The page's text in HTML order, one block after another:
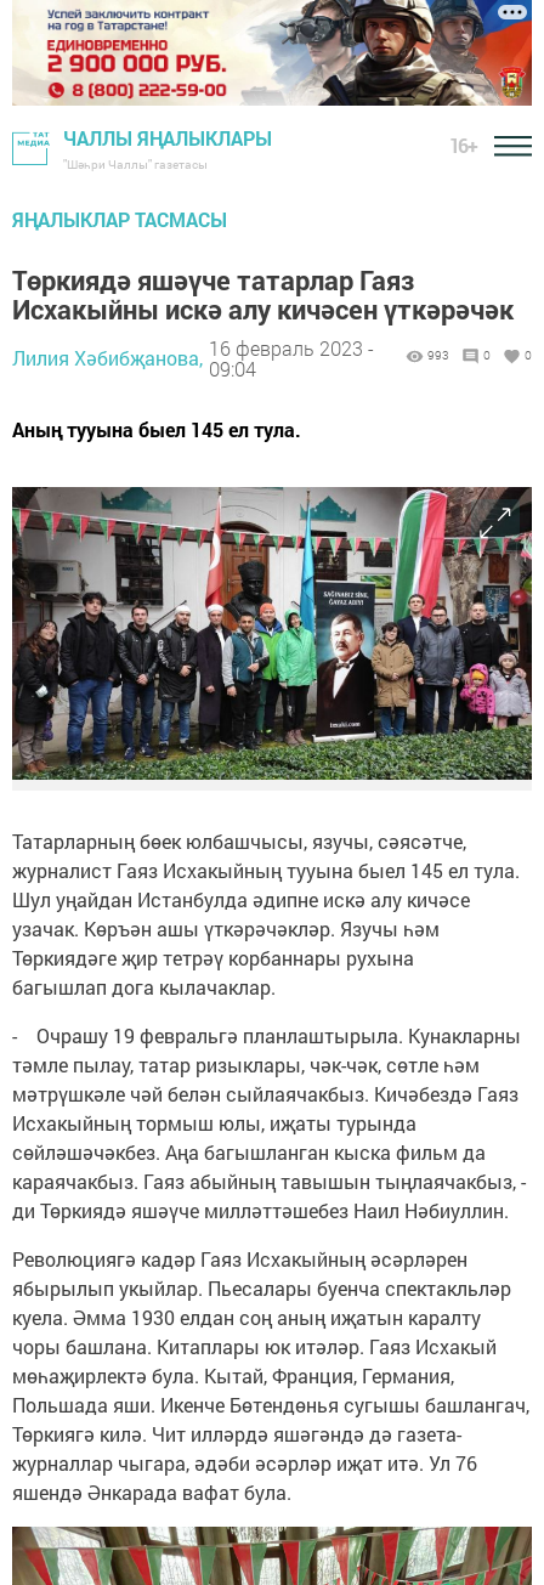
ЧАЛЛЫ ЯҢАЛЫКЛАРЫ
"Шәһри Чаллы" газетасы
16+
ЯҢАЛЫКЛАР ТАСМАСЫ
Төркиядә яшәүче татарлар Гаяз
Исхакыйны искә алу кичәсен үткәрәчәк
Лилия Хәбибҗанова, 16 февраль 2023 -
09:04
993 0 0
Аның тууына быел 145 ел тула.
Татарларның бөек юлбашчысы, язучы, сәясәтче,
журналист Гаяз Исхакыйның тууына быел 145 ел тула.
Шул уңайдан Истанбулда әдипне искә алу кичәсе
узачак. Көръән ашы үткәрәчәкләр. Язучы һәм
Төркиядәге җир тетрәү корбаннары рухына
багышлап дога кылачаклар.
- Очрашу 19 февральгә планлаштырыла. Кунакларны
тәмле пылау, татар ризыклары, чәк-чәк, сөтле һәм
мәтрүшкәле чәй белән сыйлаячакбыз. Кичәбездә Гаяз
Исхакыйның тормыш юлы, иҗаты турында
сөйләшәчәкбез. Аңа багышланган кыска фильм да
караячакбыз. Гаяз абыйның тавышын тыңлаячакбыз, -
ди Төркиядә яшәүче милләттәшебез Наил Нәбиуллин.
Революциягә кадәр Гаяз Исхакыйның әсәрләрен
ябырылып укыйлар. Пьесалары буенча спектакльләр
куела. Әмма 1930 елдан соң аның иҗатын каралту
чоры башлана. Китаплары юк итәләр. Гаяз Исхакый
мөһаҗирлектә була. Кытай, Франция, Германия,
Польшада яши. Икенче Бөтендөнья сугышы башлангач,
Төркиягә килә. Чит илләрдә яшәгәндә дә газета-
журналлар чыгара, әдәби әсәрләр иҗат итә. Ул 76
яшендә Әнкарада вафат була.